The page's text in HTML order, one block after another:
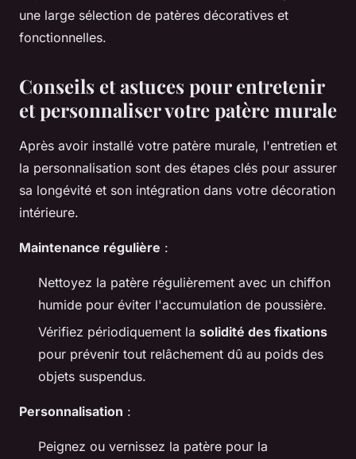
une large sélection de patères décoratives et
fonctionnelles.
Conseils et astuces pour entretenir
et personnaliser votre patère murale
Après avoir installé votre patère murale, l'entretien et
la personnalisation sont des étapes clés pour assurer
sa longévité et son intégration dans votre décoration
intérieure.
Maintenance régulière :
Nettoyez la patère régulièrement avec un chiffon
humide pour éviter l'accumulation de poussière.
Vérifiez périodiquement la solidité des fixations
pour prévenir tout relâchement dû au poids des
objets suspendus.
Personnalisation :
Peignez ou vernissez la patère pour la